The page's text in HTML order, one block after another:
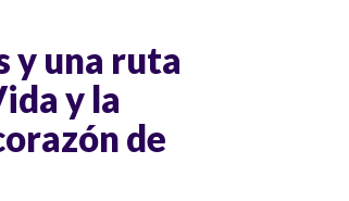
y una ruta
y la
de